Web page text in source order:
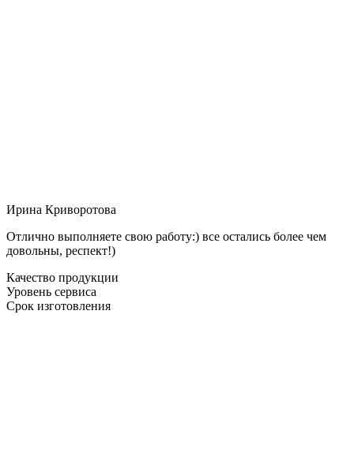
Ирина Криворотова
Отлично выполняете свою работу:) все остались более чем
довольны, респект!)
Качество продукции
Уровень сервиса
Срок изготовления